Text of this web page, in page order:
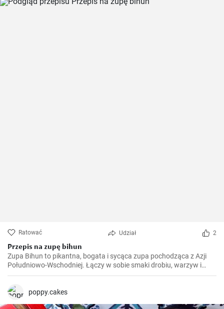
Ratować Udział 2
Przepis na zupę bihun
Zupa Bihun to pikantna, bogata i sycąca zupa pochodząca z Azji
Południowo-Wschodniej. Łączy w sobie smaki drobiu, warzyw i
makaronu ryżowego w jednym garnku. Przygotowujemy ją w domu
poppy.cakes